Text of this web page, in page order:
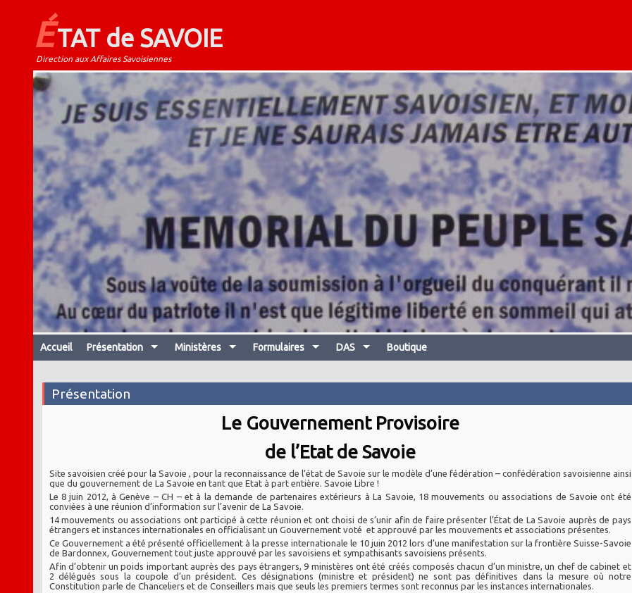
ÉTAT de SAVOIE
Direction aux Affaires Savoisiennes
Accueil Présentation Ministères Formulaires DAS Boutique
Présentation
Le Gouvernement Provisoire
de l’Etat de Savoie
Site savoisien créé pour la Savoie , pour la reconnaissance de l’état de Savoie sur le modèle d’une fédération – confédération savoisienne ainsi
que du gouvernement de La Savoie en tant que Etat à part entière. Savoie Libre !
Le 8 juin 2012, à Genève – CH – et à la demande de partenaires extérieurs à La Savoie, 18 mouvements ou associations de Savoie ont été
conviées à une réunion d’information sur l’avenir de La Savoie.
14 mouvements ou associations ont participé à cette réunion et ont choisi de s’unir afin de faire présenter l’État de La Savoie auprès de pays
étrangers et instances internationales en officialisant un Gouvernement voté et approuvé par les mouvements et associations présentes.
Ce Gouvernement a été présenté officiellement à la presse internationale le 10 juin 2012 lors d’une manifestation sur la frontière Suisse-Savoie
de Bardonnex, Gouvernement tout juste approuvé par les savoisiens et sympathisants savoisiens présents.
Afin d’obtenir un poids important auprès des pays étrangers, 9 ministères ont été créés composés chacun d’un ministre, un chef de cabinet et
2 délégués sous la coupole d’un président. Ces désignations (ministre et président) ne sont pas définitives dans la mesure où notre
Constitution parle de Chanceliers et de Conseillers mais que seuls les premiers termes sont reconnus par les instances internationales.